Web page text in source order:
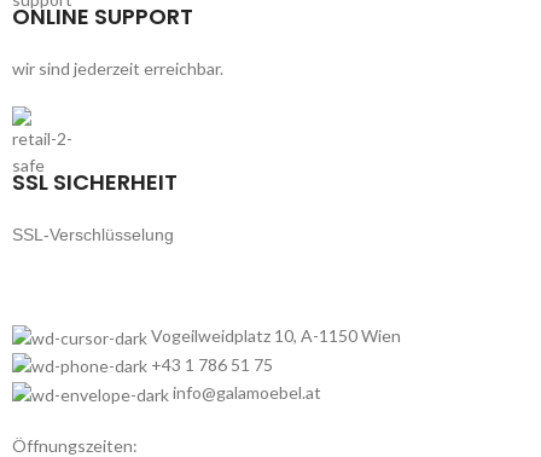
ONLINE SUPPORT
wir sind jederzeit erreichbar.
SSL SICHERHEIT
SSL-Verschlüsselung
Vogeilweidplatz 10, A-1150 Wien
+43 1 786 51 75
info@galamoebel.at
Öffnungszeiten: